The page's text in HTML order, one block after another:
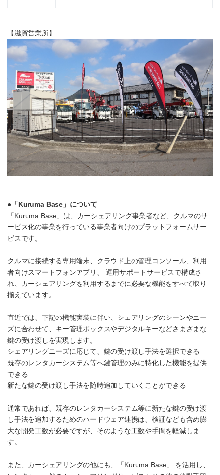
【滋賀営業所】
● 「Kuruma Base 」について
「Kuruma Base」は、カーシェアリング事業者など、クルマのサ
ービス化の事業を行っている事業者向けのプラットフォームサー
ビスです。
クルマに接続する専用端末、クラウド上の管理コンソール、利用
者向けスマートフォンアプリ、 運用サポートサービスで構成さ
れ、カーシェアリングを利用するまでに必要な機能をすべて取り
揃えています。
直近では、下記の機能実装に伴い、シェアリングのシーンやニー
ズに合わせて、キー管理ボックスやデジタルキーなどさまざまな
鍵の受け渡しを実現します。
シェアリングニーズに応じて、鍵の受け渡し手法を選択できる
既存のレンタカーシステム等へ鍵管理のみに特化した機能を提供
できる
新たな鍵の受け渡し手法を随時追加していくことができる
通常であれば、既存のレンタカーシステム等に新たな鍵の受け渡
し手法を追加するためのハードウェア連携は、検証なども含め膨
大な開発工数が必要ですが、そのような工数や手間を軽減しま
す。
また、カーシェアリングの他にも、「Kuruma Base」 を活用し、